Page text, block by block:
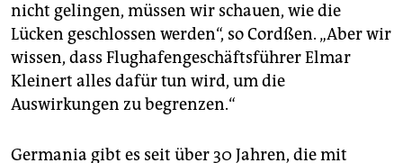
nicht gelingen, müssen wir schauen, wie die
Lücken geschlossen werden“, so Cordßen. „Aber wir
wissen, dass Flughafengeschäftsführer Elmar
Kleinert alles dafür tun wird, um die
Auswirkungen zu begrenzen.“
Germania gibt es seit über 30 Jahren, die mit